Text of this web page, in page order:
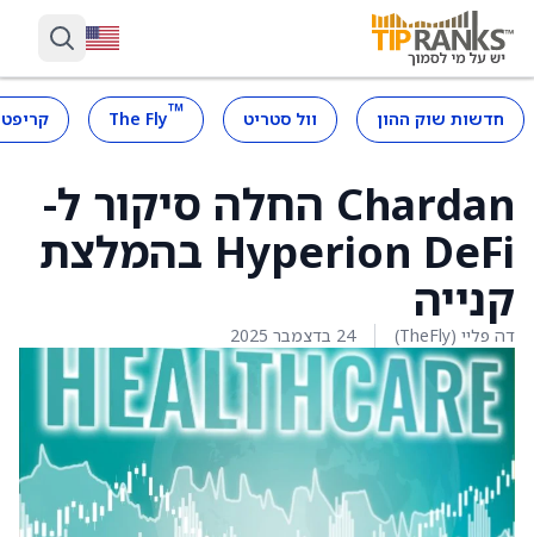
חדשות שוק ההון וול סטריט ™
The Fly
Chardan החלה סיקור ל-
Hyperion DeFi בהמלצת
קנייה
דה פליי (TheFly) 24 בדצמבר 2025